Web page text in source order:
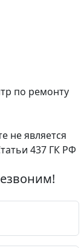
по ремонту
не является
437 ГК РФ